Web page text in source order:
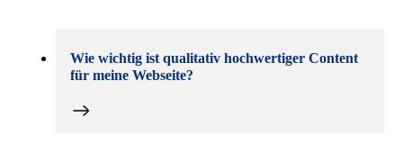
Wie wichtig ist qualitativ hochwertiger Content
für meine Webseite?